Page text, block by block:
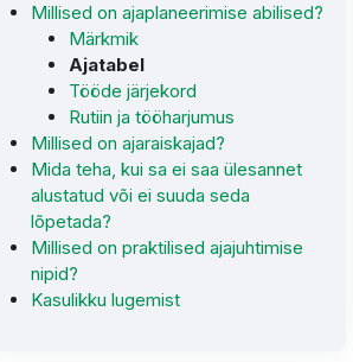
Millised on ajaplaneerimise abilised?
Märkmik
Ajatabel
Tööde järjekord
Rutiin ja tööharjumus
Millised on ajaraiskajad?
Mida teha, kui sa ei saa ülesannet
alustatud või ei suuda seda
lõpetada?
Millised on praktilised ajajuhtimise
nipid?
Kasulikku lugemist